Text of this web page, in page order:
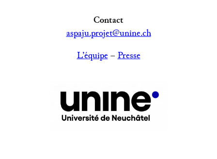
Contact
aspaju.projet@unine.ch
L’équipe–Presse